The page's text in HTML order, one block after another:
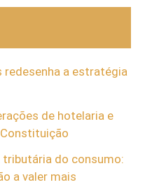
a estratégia
de hotelaria e
do consumo:
a valer mais